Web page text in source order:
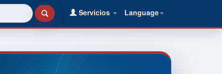
Language
Servicios